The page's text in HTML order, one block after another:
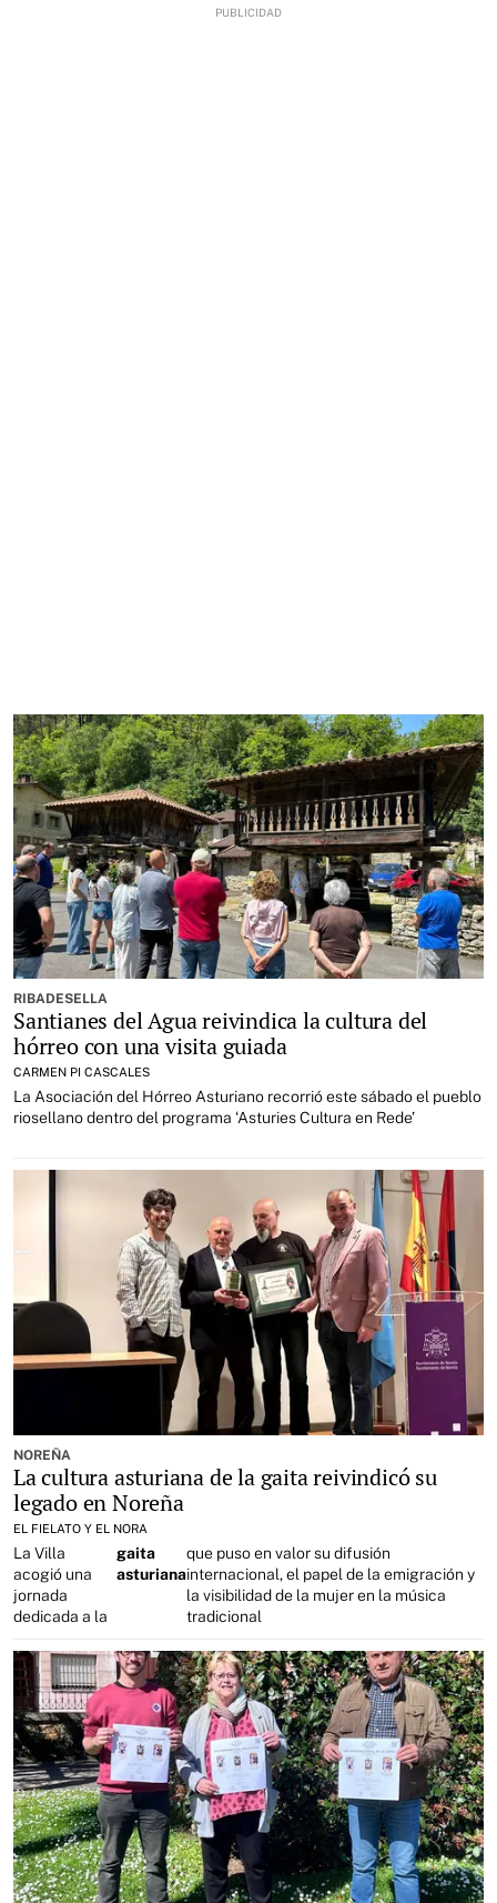
RIBADESELLA
Santianes del Agua reivindica la cultura del
hórreo con una visita guiada
CARMEN PI CASCALES
La Asociación del Hórreo Asturiano recorrió este sábado el pueblo
riosellano dentro del programa ‘Asturies Cultura en Rede’
NOREÑA
La cultura asturiana de la gaita reivindicó su
legado en Noreña
EL FIELATO Y EL NORA
La Villa
acogió una
jornada
dedicada a la
gaita
asturiana
que puso en valor su difusión
internacional, el papel de la emigración y
la visibilidad de la mujer en la música
tradicional